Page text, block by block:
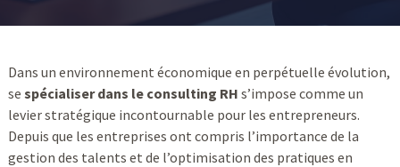
Dans un environnement économique en perpétuelle évolution,
se spécialiser dans le consulting RH s’impose comme un
levier stratégique incontournable pour les entrepreneurs.
Depuis que les entreprises ont compris l’importance de la
gestion des talents et de l’optimisation des pratiques en